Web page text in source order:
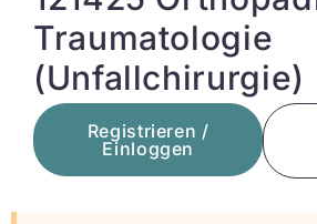
Traumatologie
(Unfallchirurgie)
Registrieren /
Einloggen